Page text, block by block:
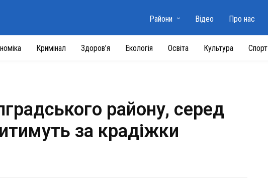
Кримінал Здоров’я Екологія Освіта Культура Спорт
Райони Відео Про нас
району, серед
за крадіжки